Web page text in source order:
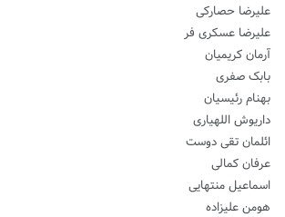
علیرضا حصارکی
علیرضا عسکری فر
آرمان کریمیان
بابک صفری
بهنام رئیسیان
داریوش اللهیاری
ائلمان تقی دوست
عرفان کمالی
اسماعیل منتهایی
هومن علیزاده